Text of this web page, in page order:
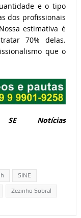
e o tipo
dos profissionais
estimativa é
70% delas.
que o
Notícias
SINE
Zezinho Sobral